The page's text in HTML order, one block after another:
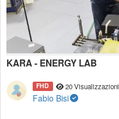
KARA - ENERGY LAB
FHD 20 Visualizzazioni
Fabio Bisi